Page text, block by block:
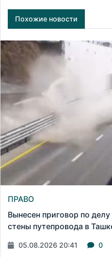
Похожие новости
ПРАВО
Вынесен приговор по
стены путепровода в
05.08.2026 20:41 0